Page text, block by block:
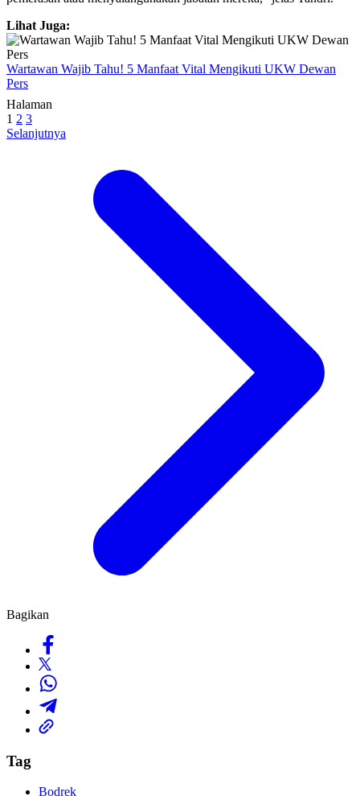
Lihat Juga:
Wartawan Wajib Tahu! 5 Manfaat Vital Mengikuti UKW Dewan
Pers
Halaman
1 2 3
Selanjutnya
Bagikan
Tag
Bodrek